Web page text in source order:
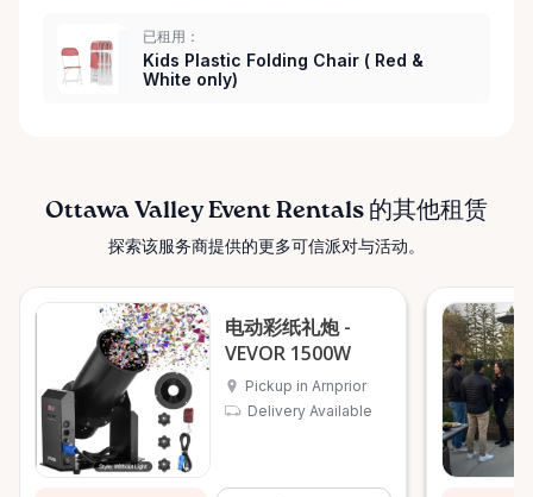
已租用：
Kids Plastic Folding Chair ( Red &
White only)
Ottawa Valley Event Rentals 的其他租赁
探索该服务商提供的更多可信派对与活动。
电动彩纸礼炮 -
VEVOR 1500W
Pickup in Arnprior
Delivery Available